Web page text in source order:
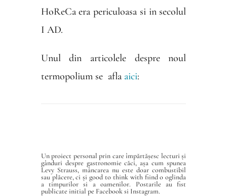
HoReCa era periculoasa si in secolul
I AD.
Unul din articolele despre noul
termopolium se afla aici:
Un proiect personal prin care împărtășesc lecturi și
gânduri despre gastronomie căci, așa cum spunea
Levy Strauss, mâncarea nu este doar combustibil
sau plăcere, ci și good to think with fiind o oglinda
a timpurilor si a oamenilor. Postarile au fist
publicate initial pe Facebook si Instagram.